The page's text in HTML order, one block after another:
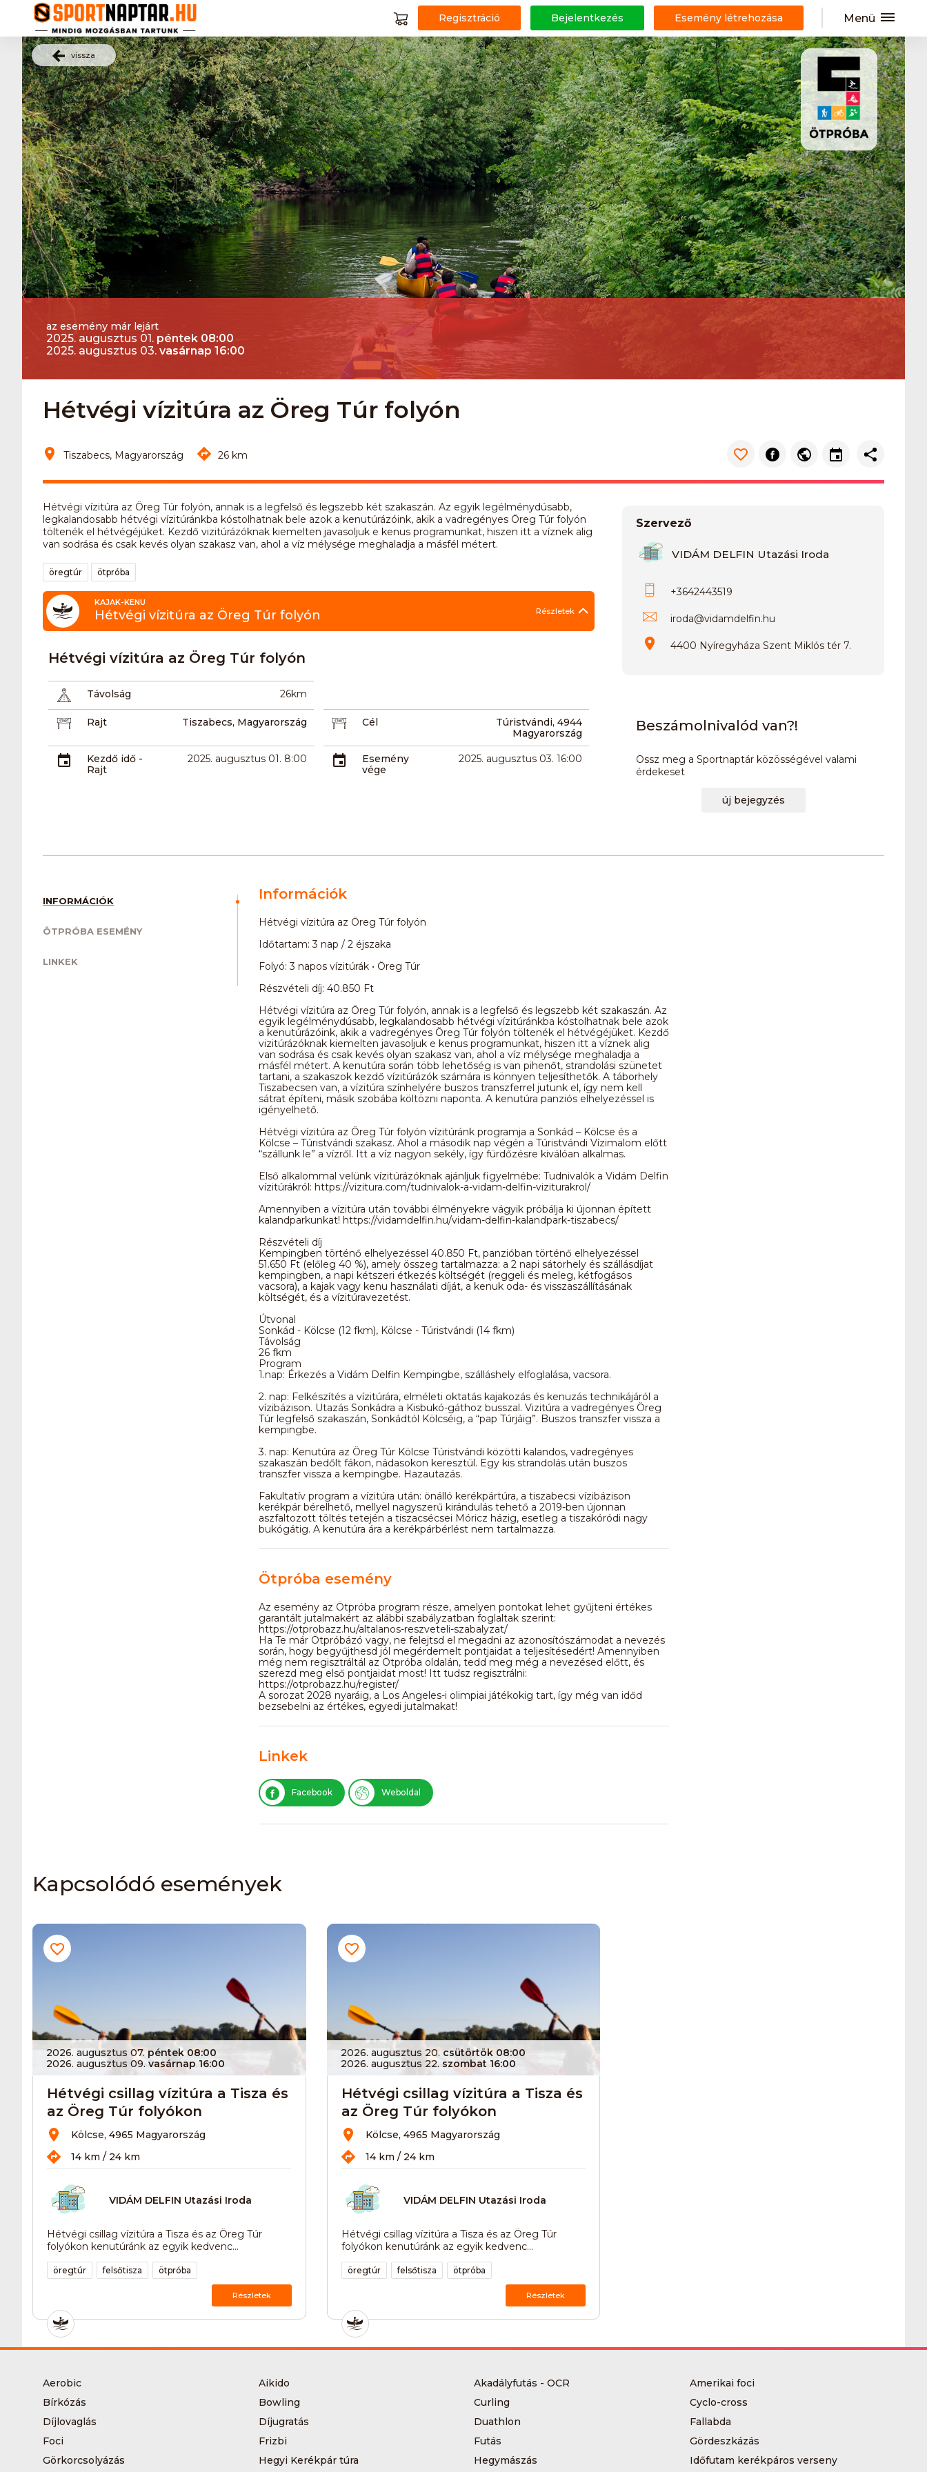
Regisztráció Bejelentkezés Esemény létrehozása Menü
vissza
az esemény már lejárt
2025. augusztus 01. péntek 08:00
2025. augusztus 03. vasárnap 16:00
Hétvégi vízitúra az Öreg Túr folyón
Tiszabecs, Magyarország 26 km
Hétvégi vízitúra az Öreg Túr folyón, annak is a legfelső és legszebb két szakaszán. Az egyik legélménydúsabb,
legkalandosabb hétvégi vízitúránkba kóstolhatnak bele azok a kenutúrázóink, akik a vadregényes Öreg Túr folyón
töltenék el hétvégéjüket. Kezdő vizitúrázóknak kiemelten javasoljuk e kenus programunkat, hiszen itt a víznek alig
van sodrása és csak kevés olyan szakasz van, ahol a víz mélysége meghaladja a másfél métert.
öregtúr ötpróba
KAJAK-KENU
Hétvégi vízitúra az Öreg Túr folyón Részletek
Hétvégi vízitúra az Öreg Túr folyón
Távolság 26km
Rajt Tiszabecs, Magyarország Cél
Túristvándi, 4944
Magyarország
Kezdő idő -
Rajt
2025. augusztus 01. 8:00
Esemény
vége
2025. augusztus 03. 16:00
Szervező
VIDÁM DELFIN Utazási Iroda
+3642443519
iroda@vidamdelfin.hu
4400 Nyíregyháza Szent Miklós tér 7.
Beszámolnivalód van?!
Ossz meg a Sportnaptár közösségével valami
érdekeset
új bejegyzés
INFORMÁCIÓK
ÖTPRÓBA ESEMÉNY
LINKEK
Információk
Hétvégi vízitúra az Öreg Túr folyón
Időtartam: 3 nap / 2 éjszaka
Folyó: 3 napos vízitúrák • Öreg Túr
Részvételi díj: 40.850 Ft
Hétvégi vízitúra az Öreg Túr folyón, annak is a legfelső és legszebb két szakaszán. Az
egyik legélménydúsabb, legkalandosabb hétvégi vízitúránkba kóstolhatnak bele azok
a kenutúrázóink, akik a vadregényes Öreg Túr folyón töltenék el hétvégéjüket. Kezdő
vizitúrázóknak kiemelten javasoljuk e kenus programunkat, hiszen itt a víznek alig
van sodrása és csak kevés olyan szakasz van, ahol a víz mélysége meghaladja a
másfél métert. A kenutúra során több lehetőség is van pihenőt, strandolási szünetet
tartani, a szakaszok kezdő vízitúrázók számára is könnyen teljesíthetők. A táborhely
Tiszabecsen van, a vízitúra színhelyére buszos transzferrel jutunk el, így nem kell
sátrat építeni, másik szobába költözni naponta. A kenutúra panziós elhelyezéssel is
igényelhető.
Hétvégi vízitúra az Öreg Túr folyón vízitúránk programja a Sonkád – Kölcse és a
Kölcse – Túristvándi szakasz. Ahol a második nap végén a Túristvándi Vízimalom előtt
“szállunk le” a vízről. Itt a víz nagyon sekély, így fürdőzésre kiválóan alkalmas.
Első alkalommal velünk vízitúrázóknak ajánljuk figyelmébe: Tudnivalók a Vidám Delfin
vízitúrákról: https://vizitura.com/tudnivalok-a-vidam-delfin-viziturakrol/
Amennyiben a vízitúra után további élményekre vágyik próbálja ki újonnan épített
kalandparkunkat! https://vidamdelfin.hu/vidam-delfin-kalandpark-tiszabecs/
Részvételi díj
Kempingben történő elhelyezéssel 40.850 Ft, panzióban történő elhelyezéssel
51.650 Ft (előleg 40 %), amely összeg tartalmazza: a 2 napi sátorhely és szállásdíjat
kempingben, a napi kétszeri étkezés költségét (reggeli és meleg, kétfogásos
vacsora), a kajak vagy kenu használati díját, a kenuk oda- és visszaszállításának
költségét, és a vízitúravezetést.
Útvonal
Sonkád - Kölcse (12 fkm), Kölcse - Túristvándi (14 fkm)
Távolság
26 fkm
Program
1.nap: Érkezés a Vidám Delfin Kempingbe, szálláshely elfoglalása, vacsora.
2. nap: Felkészítés a vízitúrára, elméleti oktatás kajakozás és kenuzás technikájáról a
vízibázison. Utazás Sonkádra a Kisbukó-gáthoz busszal. Vizitúra a vadregényes Öreg
Túr legfelső szakaszán, Sonkádtól Kölcséig, a “pap Túrjáig”. Buszos transzfer vissza a
kempingbe.
3. nap: Kenutúra az Öreg Túr Kölcse Túristvándi közötti kalandos, vadregényes
szakaszán bedőlt fákon, nádasokon keresztül. Egy kis strandolás után buszos
transzfer vissza a kempingbe. Hazautazás.
Fakultatív program a vízitúra után: önálló kerékpártúra, a tiszabecsi vízibázison
kerékpár bérelhető, mellyel nagyszerű kirándulás tehető a 2019-ben újonnan
aszfaltozott töltés tetején a tiszacsécsei Móricz házig, esetleg a tiszakóródi nagy
bukógátig. A kenutúra ára a kerékpárbérlést nem tartalmazza.
Ötpróba esemény
Az esemény az Ötpróba program része, amelyen pontokat lehet gyűjteni értékes
garantált jutalmakért az alábbi szabályzatban foglaltak szerint:
https://otprobazz.hu/altalanos-reszveteli-szabalyzat/
Ha Te már Ötpróbázó vagy, ne felejtsd el megadni az azonosítószámodat a nevezés
során, hogy begyűjthesd jól megérdemelt pontjaidat a teljesítésedért! Amennyiben
még nem regisztráltál az Ötpróba oldalán, tedd meg még a nevezésed előtt, és
szerezd meg első pontjaidat most! Itt tudsz regisztrálni:
https://otprobazz.hu/register/
A sorozat 2028 nyaráig, a Los Angeles-i olimpiai játékokig tart, így még van időd
bezsebelni az értékes, egyedi jutalmakat!
Linkek
Facebook Weboldal
Kapcsolódó események
2026. augusztus 07. péntek 08:00
2026. augusztus 09. vasárnap 16:00
Hétvégi csillag vízitúra a Tisza és
az Öreg Túr folyókon
Kölcse, 4965 Magyarország
14 km / 24 km
VIDÁM DELFIN Utazási Iroda
Hétvégi csillag vízitúra a Tisza és az Öreg Túr
folyókon kenutúránk az egyik kedvenc...
öregtúr felsőtisza ötpróba
Részletek
2026. augusztus 20. csütörtök 08:00
2026. augusztus 22. szombat 16:00
Hétvégi csillag vízitúra a Tisza és
az Öreg Túr folyókon
Kölcse, 4965 Magyarország
14 km / 24 km
VIDÁM DELFIN Utazási Iroda
Hétvégi csillag vízitúra a Tisza és az Öreg Túr
folyókon kenutúránk az egyik kedvenc...
öregtúr felsőtisza ötpróba
Részletek
Aerobic Aikido Akadályfutás - OCR
Amerikai foci
Bírkózás
Bowling Curling
Cyclo-cross
Díjlovaglás
Díjugratás Duathlon
Fallabda
Foci
Frizbi Futás
Gördeszkázás
Görkorcsolyázás
Hegyi Kerékpár túra Hegymászás Időfutam kerékpáros verseny